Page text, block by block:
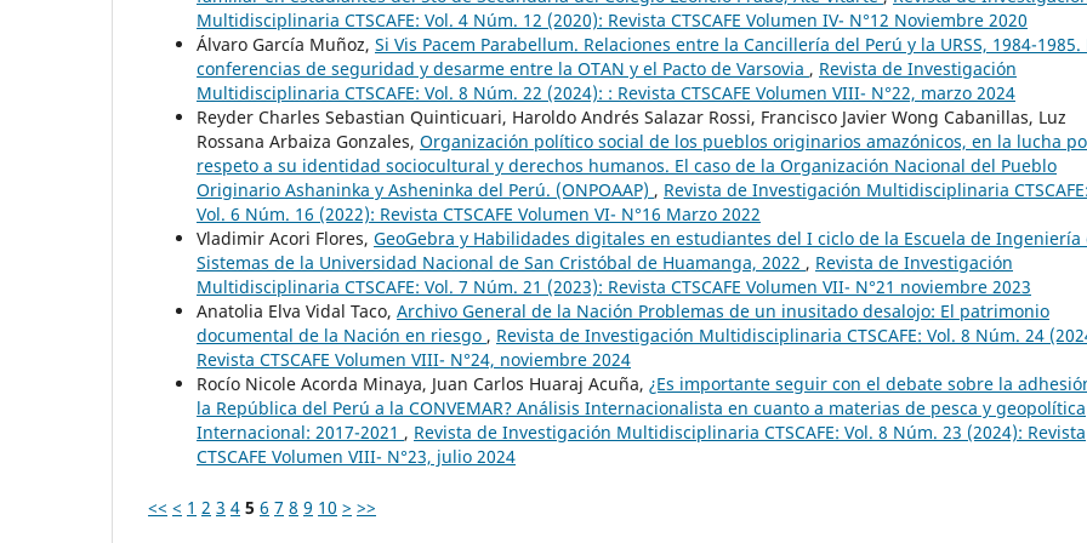
Multidisciplinaria CTSCAFE: Vol. 4 Núm. 12 (2020): Revista CTSCAFE Volumen IV- N°12 Noviembre 2020
Álvaro García Muñoz, Si Vis Pacem Parabellum. Relaciones entre la Cancillería del Perú y la URSS, 1984-1985.
conferencias de seguridad y desarme entre la OTAN y el Pacto de Varsovia , Revista de Investigación
Multidisciplinaria CTSCAFE: Vol. 8 Núm. 22 (2024): : Revista CTSCAFE Volumen VIII- N°22, marzo 2024
Reyder Charles Sebastian Quinticuari, Haroldo Andrés Salazar Rossi, Francisco Javier Wong Cabanillas, Luz
Rossana Arbaiza Gonzales, Organización político social de los pueblos originarios amazónicos, en la lucha
respeto a su identidad sociocultural y derechos humanos. El caso de la Organización Nacional del Pueblo
Originario Ashaninka y Asheninka del Perú. (ONPOAAP) , Revista de Investigación Multidisciplinaria CTSCAFE:
Vol. 6 Núm. 16 (2022): Revista CTSCAFE Volumen VI- N°16 Marzo 2022
Vladimir Acori Flores, GeoGebra y Habilidades digitales en estudiantes del I ciclo de la Escuela de Ingeniería
Sistemas de la Universidad Nacional de San Cristóbal de Huamanga, 2022 , Revista de Investigación
Multidisciplinaria CTSCAFE: Vol. 7 Núm. 21 (2023): Revista CTSCAFE Volumen VII- N°21 noviembre 2023
Anatolia Elva Vidal Taco, Archivo General de la Nación Problemas de un inusitado desalojo: El patrimonio
documental de la Nación en riesgo , Revista de Investigación Multidisciplinaria CTSCAFE: Vol. 8 Núm. 24
Revista CTSCAFE Volumen VIII- N°24, noviembre 2024
Rocío Nicole Acorda Minaya, Juan Carlos Huaraj Acuña, ¿Es importante seguir con el debate sobre la
la República del Perú a la CONVEMAR? Análisis Internacionalista en cuanto a materias de pesca y geopolítica
Internacional: 2017-2021 , Revista de Investigación Multidisciplinaria CTSCAFE: Vol. 8 Núm. 23 (2024): Revista
CTSCAFE Volumen VIII- N°23, julio 2024
<< < 1 2 3 4 5 6 7 8 9 10 > >>